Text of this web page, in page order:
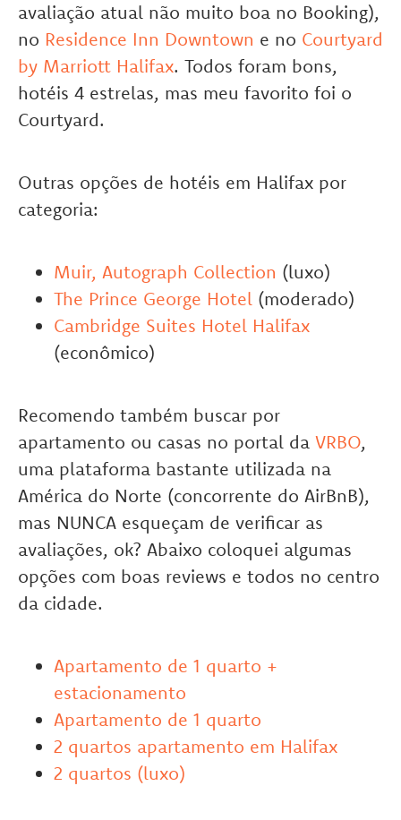
avaliação atual não muito boa no Booking),
no Residence Inn Downtown e no Courtyard
by Marriott Halifax. Todos foram bons,
hotéis 4 estrelas, mas meu favorito foi o
Courtyard.
Outras opções de hotéis em Halifax por
categoria:
Muir, Autograph Collection (luxo)
The Prince George Hotel (moderado)
Cambridge Suites Hotel Halifax
(econômico)
Recomendo também buscar por
apartamento ou casas no portal da VRBO,
uma plataforma bastante utilizada na
América do Norte (concorrente do AirBnB),
mas NUNCA esqueçam de verificar as
avaliações, ok? Abaixo coloquei algumas
opções com boas reviews e todos no centro
da cidade.
Apartamento de 1 quarto +
estacionamento
Apartamento de 1 quarto
2 quartos apartamento em Halifax
2 quartos (luxo)